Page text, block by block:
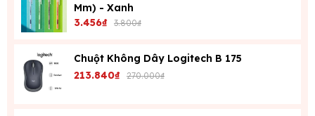
Mm) - Xanh
3.456₫ 3.800₫
Chuột Không Dây Logitech B 175
213.840₫ 270.000₫